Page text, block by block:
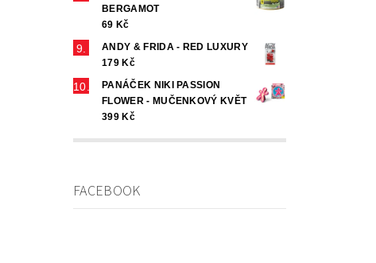
BERGAMOT
69 Kč
ANDY & FRIDA - RED LUXURY
179 Kč
PANÁČEK NIKI PASSION
FLOWER - MUČENKOVÝ KVĚT
399 Kč
FACEBOOK